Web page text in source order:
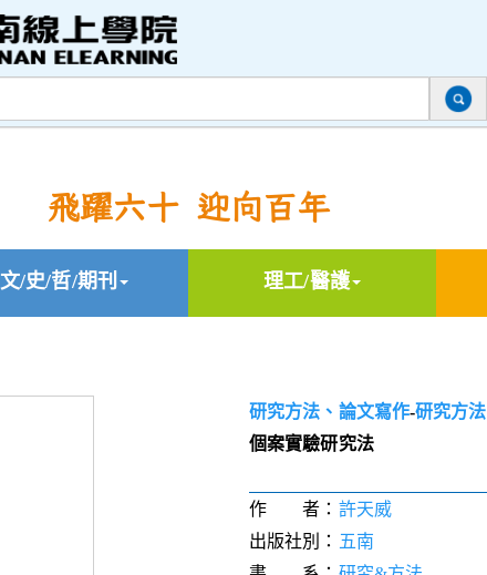
飛躍六十 迎向百年
文/史/哲/期刊 理工/醫護
研究方法、論文寫作-研究方法
個案實驗研究法
作 者： 許天威
出版社別： 五南